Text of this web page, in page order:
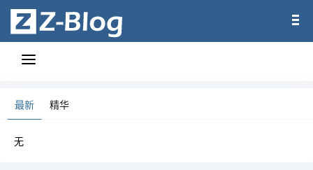
最新 精华
无